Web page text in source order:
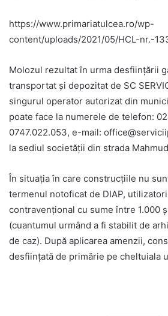
https://www.primariatulcea.ro/wp-
content/uploads/2021/05/HCL-nr.-
Molozul rezultat în urma desființării
transportat și depozitat de SC
singurul operator autorizat din
poate face la numerele de telefon:
0747.022.053, e-mail:
la sediul societății din strada
În situația în care construcțiile nu
termenul notoficat de DIAP,
contravențional cu sume între 1.000
(cuantumul urmând a fi stabilit de
de caz). După aplicarea amenzii,
desființată de primărie pe cheltuiala